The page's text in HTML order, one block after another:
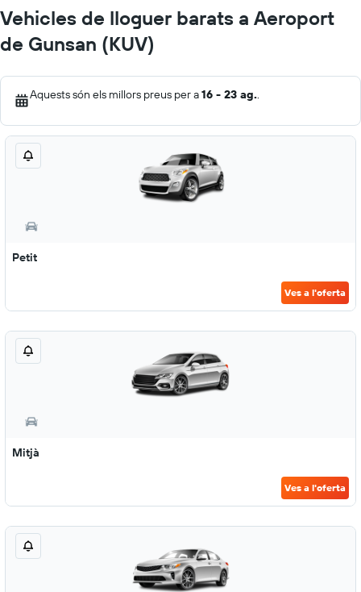
Vehicles de lloguer barats a Aeroport
de Gunsan (KUV)
Aquests són els millors preus per a16 - 23 ag..
Petit
Ves a l'oferta
Mitjà
Ves a l'oferta